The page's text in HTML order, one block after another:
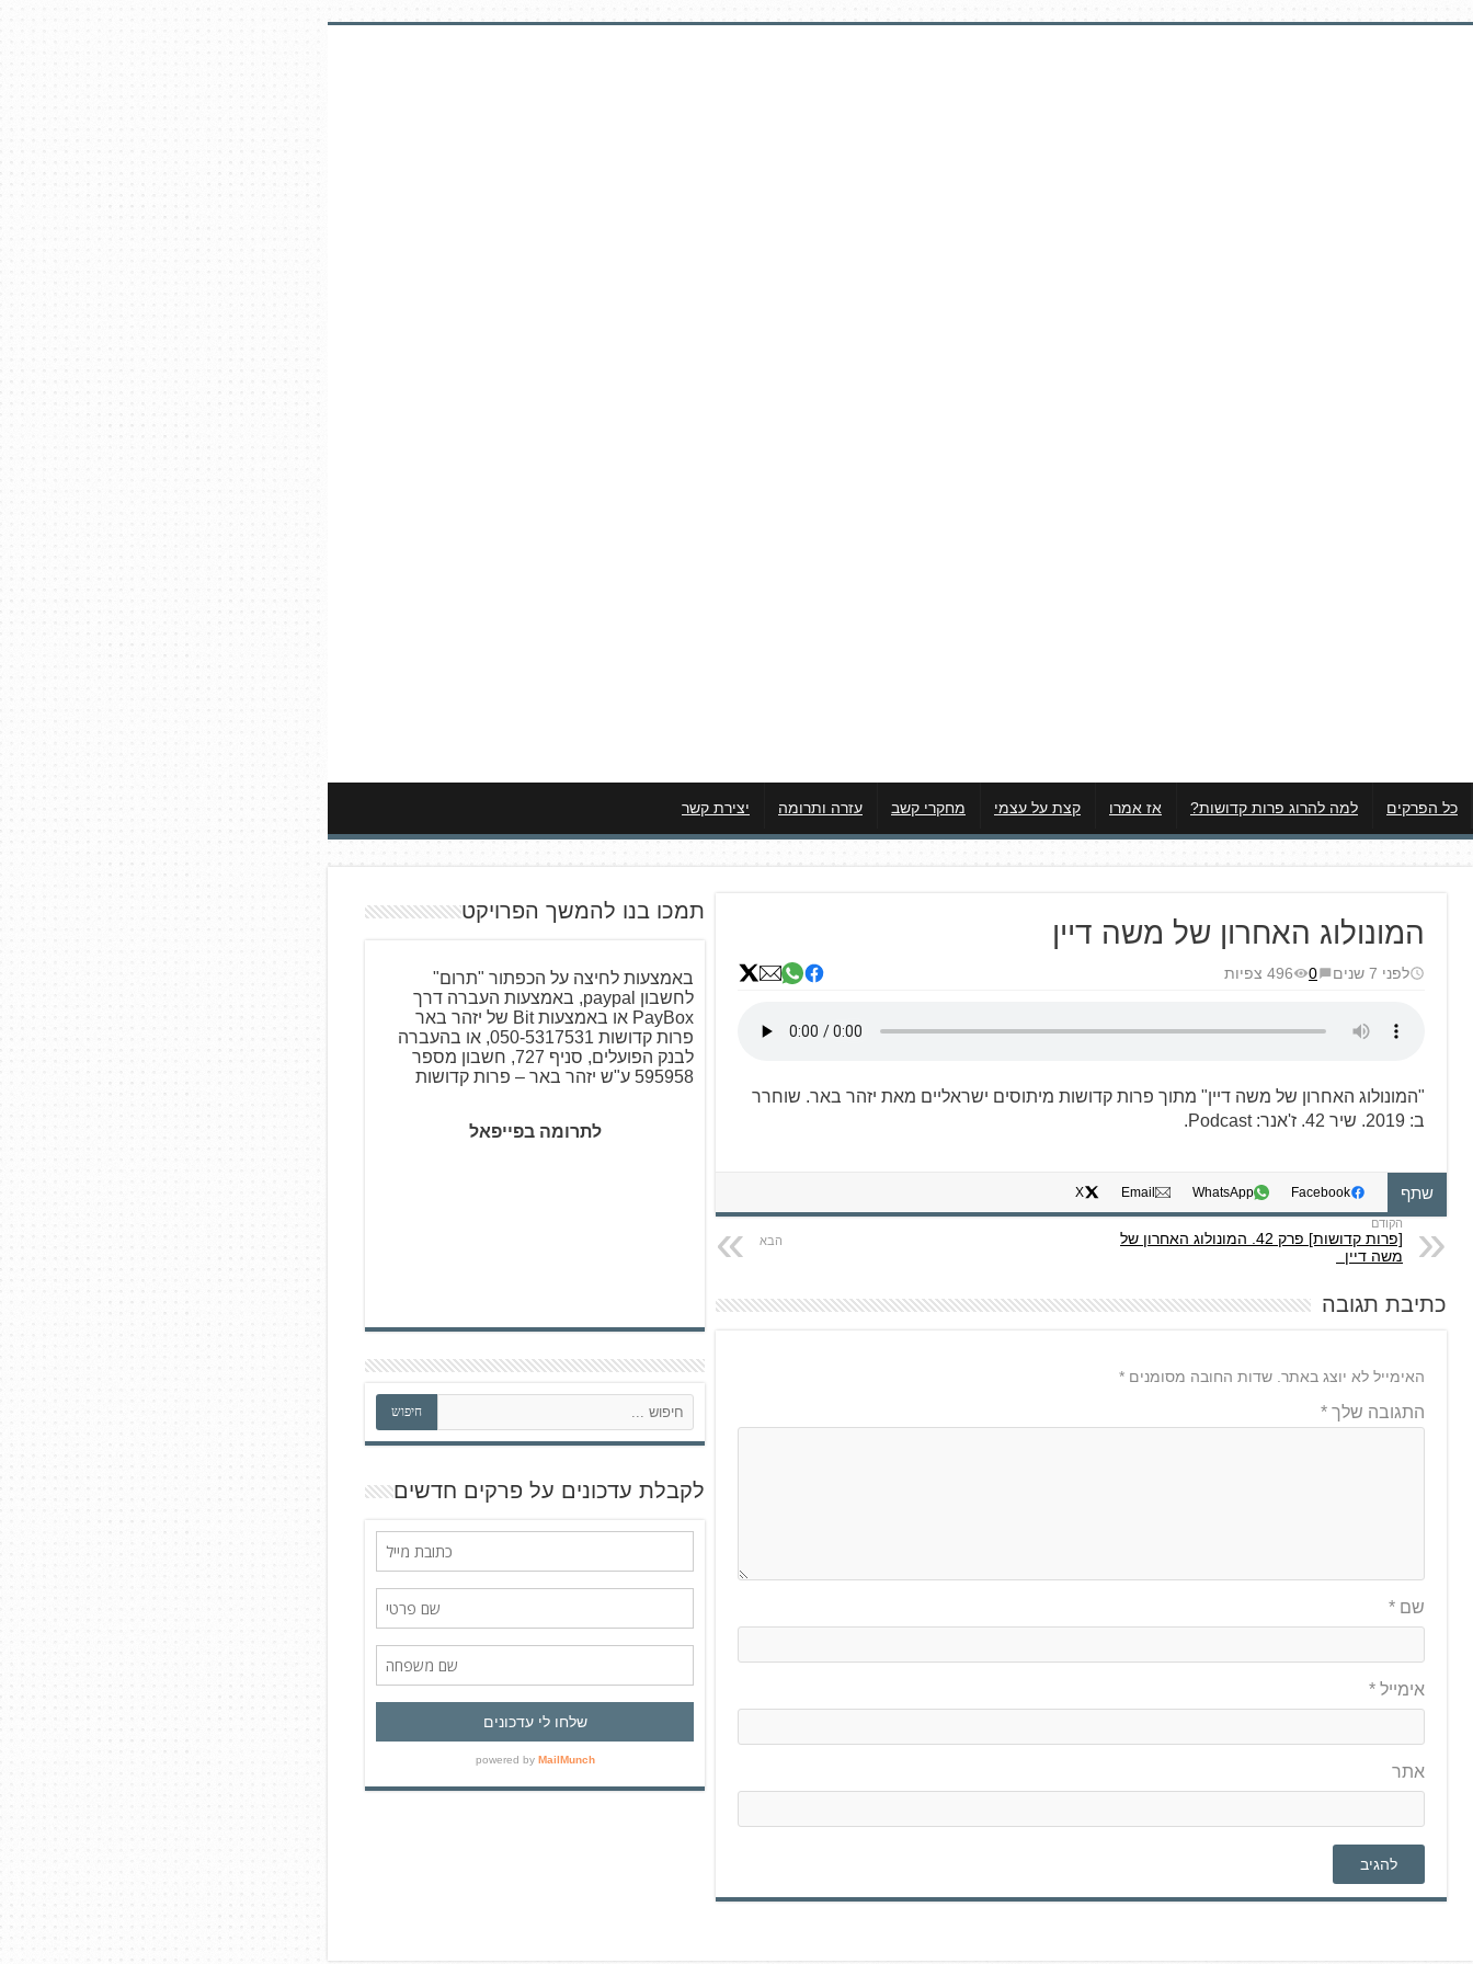
לדלג
כל הפרקים למה להרוג פרות קדושות? אז אמרו קצת על עצמי מחקרי קשב עזרה ותרומה יצירת קשר
המונולוג האחרון של משה דיין
לפני 7 שנים 0 496 צפיות
"המונולוג האחרון של משה דיין" מתוך פרות קדושות מיתוסים ישראליים מאת יזהר באר. שוחרר
ב: 2019. שיר 42. ז'אנר: Podcast.
שתף Facebook
WhatsApp
Email
X
[פרות קדושות] פרק 42. המונולוג האחרון של
משה דיין
כתיבת תגובה
האימייל לא יוצג באתר. שדות החובה מסומנים *
התגובה שלך *
שם *
אימייל *
אתר
תמכו בנו להמשך הפרויקט
באמצעות לחיצה על הכפתור "תרום"
לחשבון paypal, באמצעות העברה דרך
PayBox או באמצעות Bit של יזהר באר
פרות קדושות 050-5317531, או בהעברה
לבנק הפועלים, סניף 727, חשבון מספר
595958 ע"ש יזהר באר – פרות קדושות
לתרומה בפייפאל
פ
ש
חיפוש
לקבלת עדכונים על פרקים חדשים